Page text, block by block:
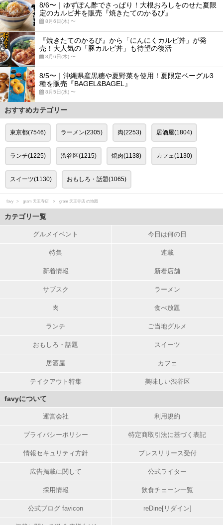
8/6〜｜ゆずぽん酢でさっぱり！大根おろしをのせた夏限
定のカルビ丼を販売『焼きたてのかるび』
8月6日(木) 〜
『焼きたてのかるび』から「にんにくカルビ丼」が発
売！大人気の「豚カルビ丼」も待望の復活
8月6日(木) 〜
8/5〜｜沖縄県産黒糖や夏野菜を使用！夏限定ベーグル3
種を販売『BAGEL&BAGEL』
8月5日(水) 〜
おすすめカテゴリー
東京都(7546) ラーメン(2305) 肉(2253) 居酒屋(1804)
ランチ(1225) 渋谷区(1215) 焼肉(1138) カフェ(1130)
スイーツ(1130) おもしろ・話題(1065)
favy gram 天王寺店 gram 天王寺店 の地図
カテゴリ一覧
グルメイベント 今日は何の日
特集 連載
新着情報 新着店舗
サブスク ラーメン
肉 食べ放題
ランチ ご当地グルメ
おもしろ・話題 スイーツ
居酒屋 カフェ
テイクアウト特集 美味しい渋谷区
favyについて
運営会社 利用規約
プライバシーポリシー 特定商取引法に基づく表記
情報セキュリティ方針 プレスリリース受付
広告掲載に関して 公式ライター
採用情報 飲食チェーン一覧
公式ブログ favicon reDine[リダイン]